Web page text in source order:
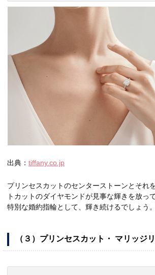
出典： tiffany.co.jp
プリンセスカットのセンターストーンとそれ
トカットのダイヤモンドが見事な輝きを放っ
特別な婚約指輪として、輝き続けるでしょう。
（３）プリンセスカット・ マリッジ